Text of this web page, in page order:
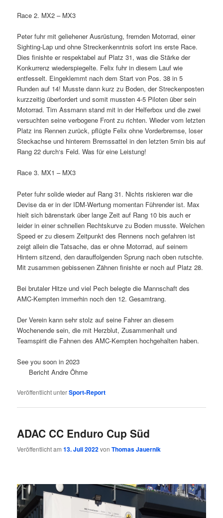
Race 2. MX2 – MX3
Peter fuhr mit geliehener Ausrüstung, fremden Motorrad, einer
Sighting-Lap und ohne Streckenkenntnis sofort ins erste Race.
Dies finishte er respektabel auf Platz 31, was die Stärke der
Konkurrenz wiederspiegelte. Felix fuhr in diesem Lauf wie
entfesselt. Eingeklemmt nach dem Start von Pos. 38 in 5
Runden auf 14! Musste dann kurz zu Boden, der Streckenposten
kurzzeitig überfordert und somit mussten 4-5 Piloten über sein
Motorrad. Tim Assmann stand mit in der Helferbox und die zwei
versuchten seine verbogene Front zu richten. Wieder vom letzten
Platz ins Rennen zurück, pflügte Felix ohne Vorderbremse, loser
Steckachse und hinterem Bremssattel in den letzten 5min bis auf
Rang 22 durch‘s Feld. Was für eine Leistung!
Race 3. MX1 – MX3
Peter fuhr solide wieder auf Rang 31. Nichts riskieren war die
Devise da er in der IDM-Wertung momentan Führender ist. Max
hielt sich bärenstark über lange Zeit auf Rang 10 bis auch er
leider in einer schnellen Rechtskurve zu Boden musste. Welchen
Speed er zu diesem Zeitpunkt des Rennens noch gefahren ist
zeigt allein die Tatsache, das er ohne Motorrad, auf seinem
Hintern sitzend, den darauffolgenden Sprung nach oben rutschte.
Mit zusammen gebissenen Zähnen finishte er noch auf Platz 28.
Bei brutaler Hitze und viel Pech belegte die Mannschaft des
AMC-Kempten immerhin noch den 12. Gesamtrang.
Der Verein kann sehr stolz auf seine Fahrer an diesem
Wochenende sein, die mit Herzblut, Zusammenhalt und
Teamspirit die Fahnen des AMC-Kempten hochgehalten haben.
See you soon in 2023
Bericht Andre Öhme
Veröffentlicht unterSport-Report
ADAC CC Enduro Cup Süd
Veröffentlicht am13. Juli 2022vonThomas Jauernik